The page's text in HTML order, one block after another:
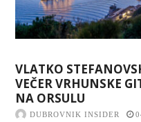
VLATKO
VEČER VRHUNSKE
NA ORSULU
DUBROVNIK INSIDER